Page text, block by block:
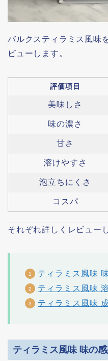
バルクスティラミス風味
ビューします。
評価項目
美味しさ
味の濃さ
甘さ
溶けやすさ
泡立ちにくさ
コスパ
それぞれ詳しくレビュー
ティラミス風味
ティラミス風味
ティラミス風味
ティラミス風味 味の